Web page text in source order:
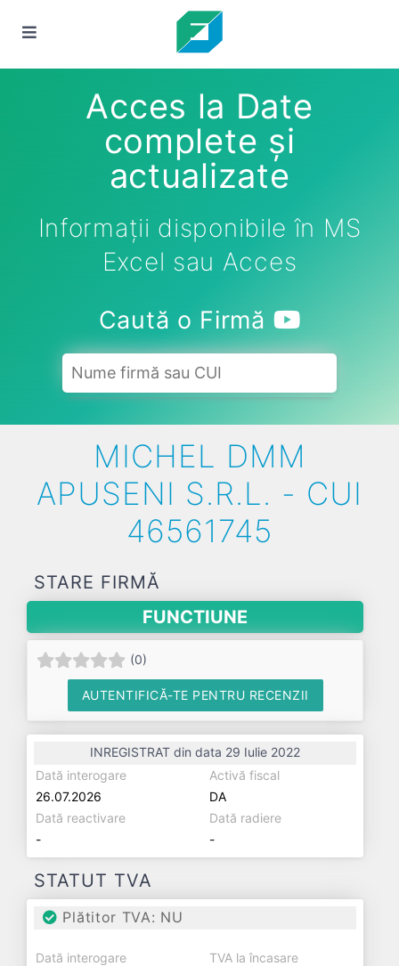
Acces la Date
complete și
actualizate
Informații disponibile în MS
Excel sau Acces
Caută o Firmă
MICHEL DMM
APUSENI S.R.L. - CUI
46561745
STARE FIRMĂ
FUNCTIUNE
(0)
AUTENTIFICĂ-TE PENTRU RECENZII
INREGISTRAT din data 29 Iulie 2022
Dată interogare
26.07.2026
Activă fiscal
DA
Dată reactivare
-
Dată radiere
-
STATUT TVA
Plătitor TVA: NU
Dată interogare
TVA la încasare